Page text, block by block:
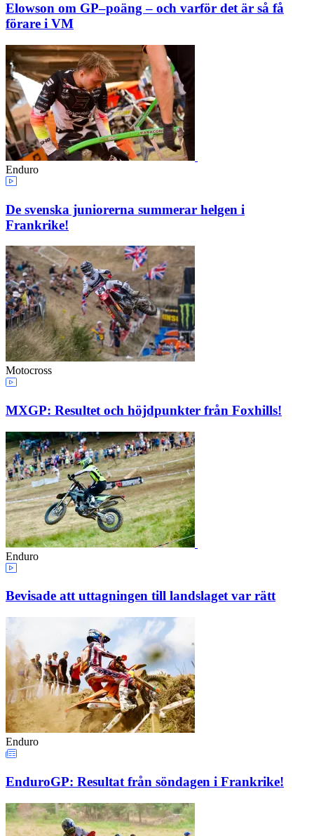
Elowson om GP–poäng – och varför det är så få
förare i VM
Enduro
De svenska juniorerna summerar helgen i
Frankrike!
Motocross
MXGP: Resultet och höjdpunkter från Foxhills!
Enduro
Bevisade att uttagningen till landslaget var rätt
Enduro
EnduroGP: Resultat från söndagen i Frankrike!